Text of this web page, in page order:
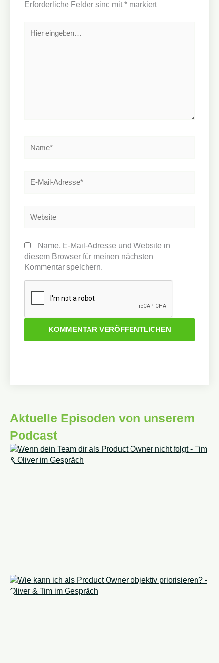
Erforderliche Felder sind mit* markiert
eingeben…
Mail-
Name, E-Mail-Adresse und Website in
diesem Browser für meinen nächsten
Kommentar speichern.
Aktuelle Episoden von unserem
Podcast